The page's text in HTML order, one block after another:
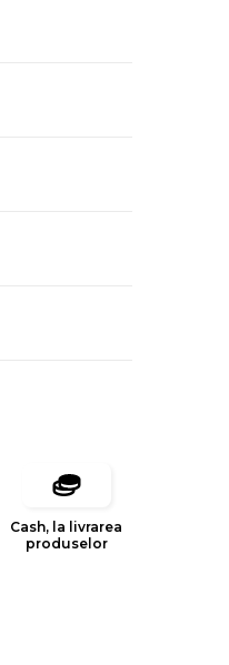
Cash, la livrarea
produselor